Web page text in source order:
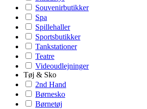
Souvenirbutikker
Spa
Spillehaller
Sportsbutikker
Tankstationer
Teatre
Videoudlejninger
Tøj & Sko
2nd Hand
Børnesko
Børnetøj